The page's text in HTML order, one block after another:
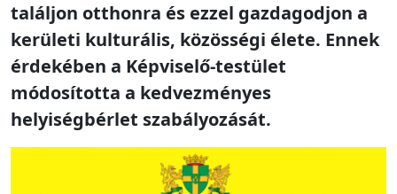
találjon otthonra és ezzel gazdagodjon a
kerületi kulturális, közösségi élete. Ennek
érdekében a Képviselő-testület
módosította a kedvezményes
helyiségbérlet szabályozását.